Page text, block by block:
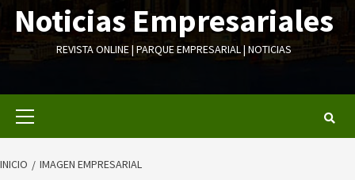
Noticias Empresariales
REVISTA ONLINE | PARQUE EMPRESARIAL | NOTICIAS
INICIO IMAGEN EMPRESARIAL